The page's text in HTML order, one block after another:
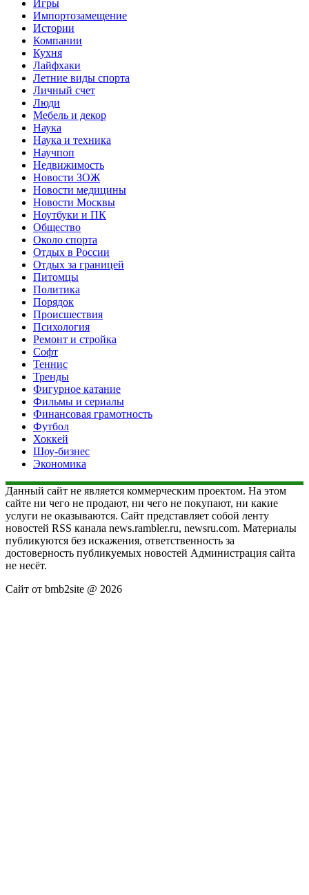
Игры
Импортозамещение
Истории
Компании
Кухня
Лайфхаки
Летние виды спорта
Личный счет
Люди
Мебель и декор
Наука
Наука и техника
Научпоп
Недвижимость
Новости ЗОЖ
Новости медицины
Новости Москвы
Ноутбуки и ПК
Общество
Около спорта
Отдых в России
Отдых за границей
Питомцы
Политика
Порядок
Происшествия
Психология
Ремонт и стройка
Софт
Теннис
Тренды
Фигурное катание
Фильмы и сериалы
Финансовая грамотность
Футбол
Хоккей
Шоу-бизнес
Экономика
Данный сайт не является коммерческим проектом. На этом
сайте ни чего не продают, ни чего не покупают, ни какие
услуги не оказываются. Сайт представляет собой ленту
новостей RSS канала news.rambler.ru, newsru.com. Материалы
публикуются без искажения, ответственность за
достоверность публикуемых новостей Администрация сайта
не несёт.
Сайт от bmb2site @ 2026